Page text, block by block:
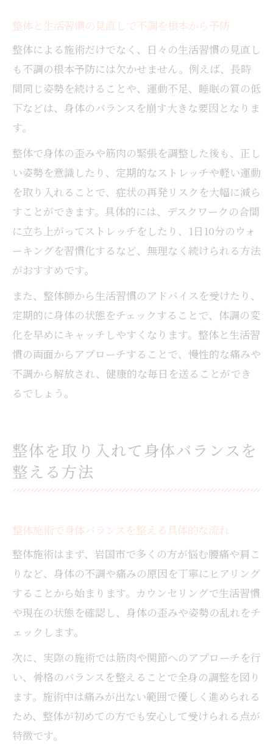
整体と生活習慣の見直しで不調を根本から予防
整体による施術だけでなく、日々の生活習慣の見直し
も不調の根本予防には欠かせません。例えば、長時
間同じ姿勢を続けることや、運動不足、睡眠の質の低
下などは、身体のバランスを崩す大きな要因となりま
す。
整体で身体の歪みや筋肉の緊張を調整した後も、正し
い姿勢を意識したり、定期的なストレッチや軽い運動
を取り入れることで、症状の再発リスクを大幅に減ら
すことができます。具体的には、デスクワークの合間
に立ち上がってストレッチをしたり、1日10分のウォ
ーキングを習慣化するなど、無理なく続けられる方法
がおすすめです。
また、整体師から生活習慣のアドバイスを受けたり、
定期的に身体の状態をチェックすることで、体調の変
化を早めにキャッチしやすくなります。整体と生活習
慣の両面からアプローチすることで、慢性的な痛みや
不調から解放され、健康的な毎日を送ることができ
るでしょう。
整体を取り入れて身体バランスを
整える方法
整体施術で身体バランスを整える具体的な流れ
整体施術はまず、岩国市で多くの方が悩む腰痛や肩こ
りなど、身体の不調や痛みの原因を丁寧にヒアリング
することから始まります。カウンセリングで生活習慣
や現在の状態を確認し、身体の歪みや姿勢の乱れをチ
ェックします。
次に、実際の施術では筋肉や関節へのアプローチを行
い、骨格のバランスを整えることで全身の調整を図り
ます。施術中は痛みが出ない範囲で優しく進められる
ため、整体が初めての方でも安心して受けられる点が
特徴です。